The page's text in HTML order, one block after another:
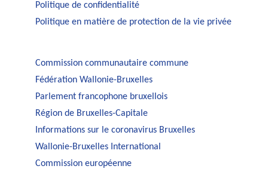
Politique de confidentialité
Politique en matière de protection de la vie privée
Commission communautaire commune
Fédération Wallonie-Bruxelles
Parlement francophone bruxellois
Région de Bruxelles-Capitale
Informations sur le coronavirus Bruxelles
Wallonie-Bruxelles International
Commission européenne